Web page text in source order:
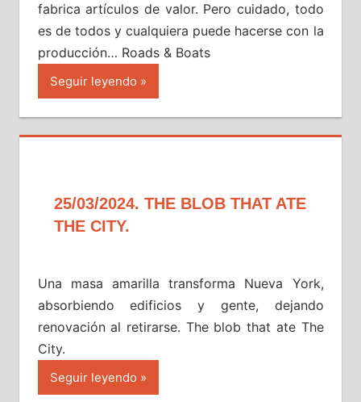
fabrica artículos de valor. Pero cuidado, todo
es de todos y cualquiera puede hacerse con la
producción… Roads & Boats
Seguir leyendo
25/03/2024. THE BLOB THAT ATE
THE CITY.
Una masa amarilla transforma Nueva York,
absorbiendo edificios y gente, dejando
renovación al retirarse. The blob that ate The
City.
Seguir leyendo